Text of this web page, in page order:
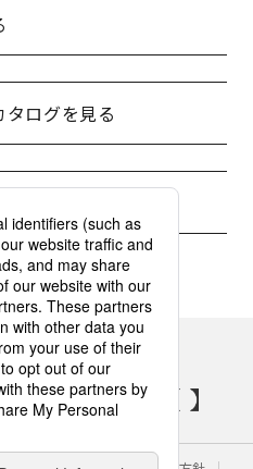
ログを見る
備 SNSアカウント